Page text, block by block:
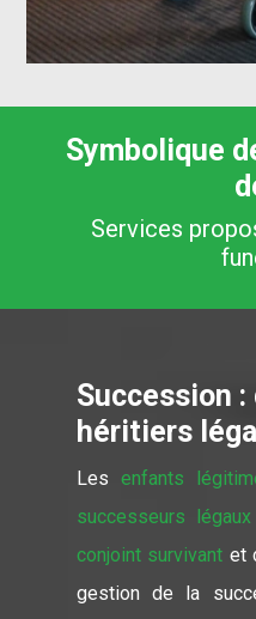
Symbolique
Services
Succession
héritiers
Les enfants
successeurs légaux
conjoint survivant et
gestion de la